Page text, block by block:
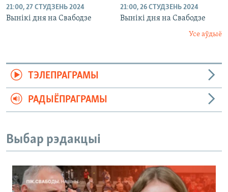
21:00, 27 СТУДЗЕНЬ 2024
Вынікі дня на Свабодзе
21:00, 26 СТУДЗЕНЬ 2024
Вынікі дня на Свабодзе
Усе аўдыё
ТЭЛЕПРАГРАМЫ
РАДЫЁПРАГРАМЫ
Выбар рэдакцыі